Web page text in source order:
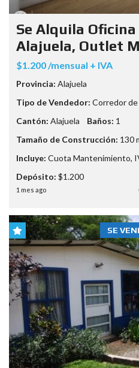
Se Alquila Oficina
Alajuela, Outlet
$1.200 /mensual + IVA
Provincia: Alajuela
Tipo de Vendedor: Corredor de
Cantón: Alajuela Baños: 1
Tamaño de Construcción: 130
Incluye: Cuota Mantenimiento,
Depósito: $1.200
1 mes ago
SE